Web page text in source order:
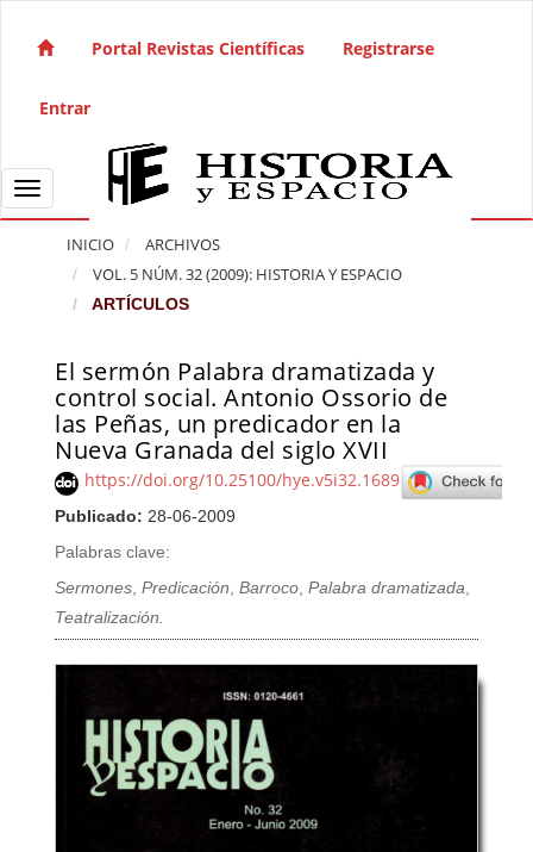
Navegación principal
Barra lateral
Portal Revistas Científicas Registrarse
Entrar
Toggle navigation
INICIO
ARCHIVOS
VOL. 5 NÚM. 32 (2009): HISTORIA Y ESPACIO
ARTÍCULOS
El sermón Palabra dramatizada y
control social. Antonio Ossorio de
las Peñas, un predicador en la
Nueva Granada del siglo XVII
https://doi.org/10.25100/hye.v5i32.1689
Publicado: 28-06-2009
Palabras clave:
Sermones,Predicación,Barroco,Palabra dramatizada,
Teatralización.
Barra lateral del artículo